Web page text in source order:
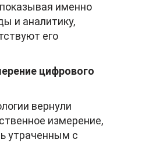
именно
и аналитику,
его
цифрового
вернули
измерение,
утраченным с